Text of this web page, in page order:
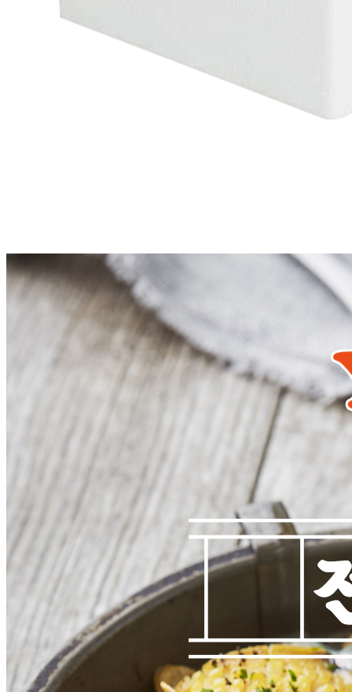
🥇조개류 BEST 더보기
판매자 정보
판매자 상호
경기 하남시 초이로44번길 65 (초이동) 1층
상품 고시 정보
포장단위별 용량(중량)
상품상세 참조
포장단위별 수량
포장단위별 크기
상품상세 참조
제조연월일(포장일 또는 생산연도)
상품상세 참조